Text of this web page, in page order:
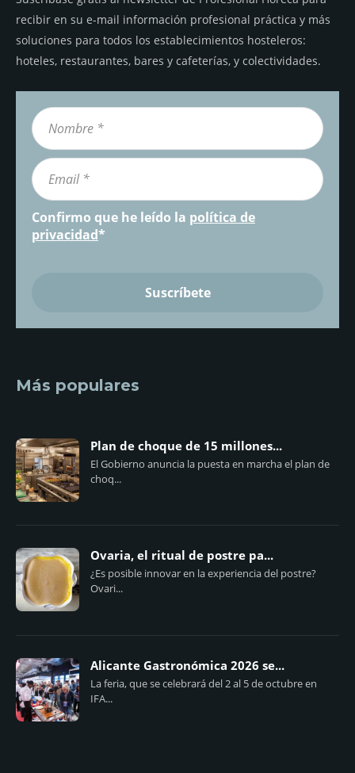
recibir en su e-mail información profesional práctica y más
soluciones para todos los establecimientos hosteleros:
hoteles, restaurantes, bares y cafeterías, y colectividades.
Confirmo que he leído la política de
privacidad*
Más populares
Plan de choque de 15 millones...
El Gobierno anuncia la puesta en marcha el plan de
choq...
Ovaria, el ritual de postre pa...
¿Es posible innovar en la experiencia del postre?
Ovari...
Alicante Gastronómica 2026 se...
La feria, que se celebrará del 2 al 5 de octubre en
IFA...